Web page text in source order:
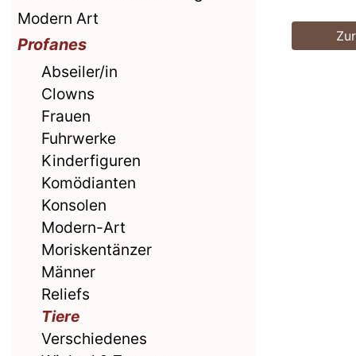
Modern Art
Profanes
Abseiler/in
Clowns
Frauen
Fuhrwerke
Kinderfiguren
Komödianten
Konsolen
Modern-Art
Moriskentänzer
Männer
Reliefs
Tiere
Verschiedenes